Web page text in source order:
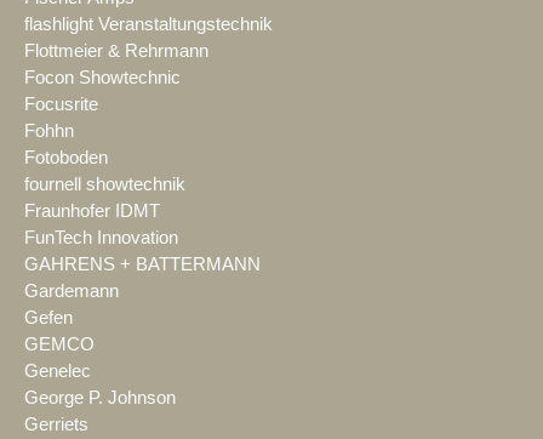
flashlight Veranstaltungstechnik
Flottmeier & Rehrmann
Focon Showtechnic
Focusrite
Fohhn
Fotoboden
fournell showtechnik
Fraunhofer IDMT
FunTech Innovation
GAHRENS + BATTERMANN
Gardemann
Gefen
GEMCO
Genelec
George P. Johnson
Gerriets